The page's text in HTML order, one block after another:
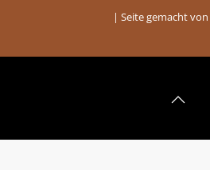
| Seite gemacht von